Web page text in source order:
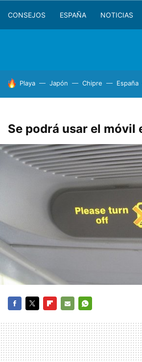
CONSEJOS ESPAÑA NOTICIAS
HOY SE HABLA DE
Playa Japón Chipre España
Se podrá usar el móvil
MAIL